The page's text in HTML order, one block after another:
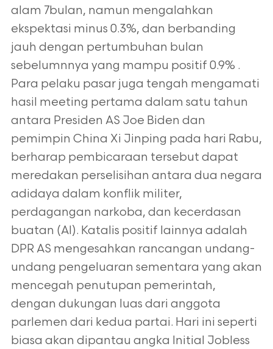
alam 7bulan, namun mengalahkan
ekspektasi minus 0.3%, dan berbanding
jauh dengan pertumbuhan bulan
sebelumnnya yang mampu positif 0.9% .
Para pelaku pasar juga tengah mengamati
hasil meeting pertama dalam satu tahun
antara Presiden AS Joe Biden dan
pemimpin China Xi Jinping pada hari Rabu,
berharap pembicaraan tersebut dapat
meredakan perselisihan antara dua negara
adidaya dalam konflik militer,
perdagangan narkoba, dan kecerdasan
buatan (AI). Katalis positif lainnya adalah
DPR AS mengesahkan rancangan undang-
undang pengeluaran sementara yang akan
mencegah penutupan pemerintah,
dengan dukungan luas dari anggota
parlemen dari kedua partai. Hari ini seperti
biasa akan dipantau angka Initial Jobless